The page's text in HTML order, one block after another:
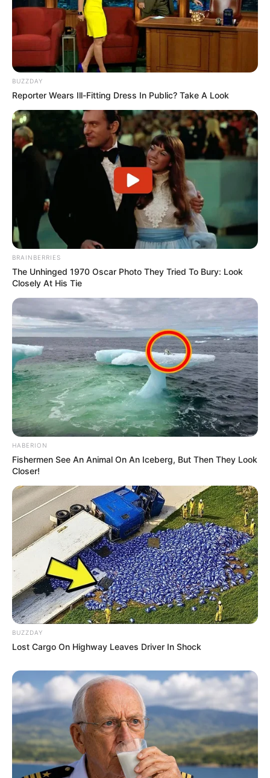
BUZZDAY
Reporter Wears Ill-Fitting Dress In Public? Take A Look
BRAINBERRIES
The Unhinged 1970 Oscar Photo They Tried To Bury: Look
Closely At His Tie
HABERION
Fishermen See An Animal On An Iceberg, But Then They Look
Closer!
BUZZDAY
Lost Cargo On Highway Leaves Driver In Shock